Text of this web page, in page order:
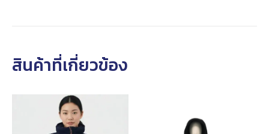
สินค้าที่เกี่ยวข้อง